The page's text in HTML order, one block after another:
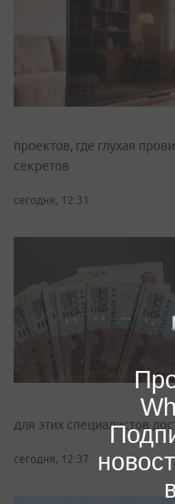
проектов, где глухая
секретов
сегодня, 12:31
для этих специалистов
сегодня, 12:37